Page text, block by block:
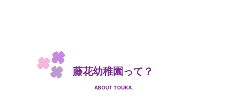
藤花幼稚園って？
ABOUT TOUKA